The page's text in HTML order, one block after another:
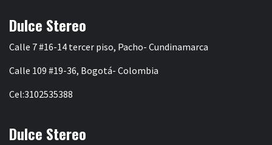
Dulce Stereo
Calle 7 #16-14 tercer piso, Pacho- Cundinamarca
Calle 109 #19-36, Bogotá- Colombia
Cel:3102535388
Dulce Stereo